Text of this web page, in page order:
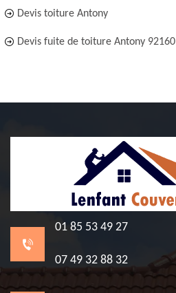
Devis toiture Antony
Devis fuite de toiture Antony 92160
01 85 53 49 27
07 49 32 88 32